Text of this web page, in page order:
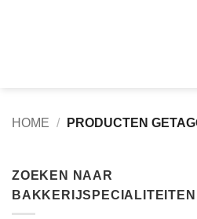
HOME / PRODUCTEN
ZOEKEN NAAR
BAKKERIJSPECIALITEITEN